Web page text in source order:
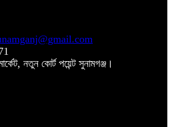
নতুন কোর্ট পয়েন্ট সুনামগঞ্জ।